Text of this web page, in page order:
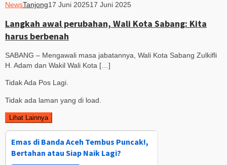
NewsTanjong17 Juni 202517 Juni 2025
Langkah awal perubahan, Wali Kota Sabang: Kita
harus berbenah
SABANG – Mengawali masa jabatannya, Wali Kota Sabang Zulkifli
H. Adam dan Wakil Wali Kota […]
Tidak Ada Pos Lagi.
Tidak ada laman yang di load.
Lihat Lainnya
Emas di Banda Aceh Tembus Puncak!,
Bertahan atau Siap Naik Lagi?